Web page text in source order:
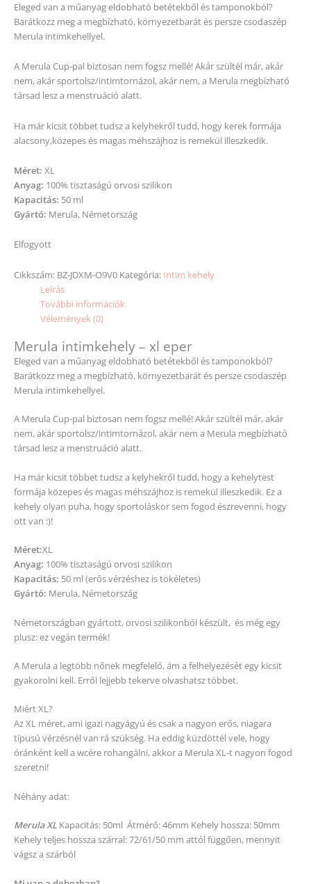
Eleged van a műanyag eldobható betétekből és tamponokból?
Barátkozz meg a megbízható, környezetbarát és persze csodaszép
Merula intimkehellyel.
A Merula Cup-pal biztosan nem fogsz mellé! Akár szültél már, akár
nem, akár sportolsz/intimtornázol, akár nem, a Merula megbízható
társad lesz a menstruáció alatt.
Ha már kicsit többet tudsz a kelyhekről tudd, hogy kerek formája
alacsony,közepes és magas méhszájhoz is remekül illeszkedik.
Méret: XL
Anyag: 100% tisztaságú orvosi szilikon
Kapacitás: 50 ml
Gyártó: Merula, Németország
Elfogyott
Cikkszám: BZ-JDXM-O9V0 Kategória: Intim kehely
Leírás
További információk
Vélemények (0)
Merula intimkehely – xl eper
Eleged van a műanyag eldobható betétekből és tamponokból?
Barátkozz meg a megbízható, környezetbarát és persze csodaszép
Merula intimkehellyel.
A Merula Cup-pal biztosan nem fogsz mellé! Akár szültél már, akár
nem, akár sportolsz/intimtornázol, akár nem a Merula megbízható
társad lesz a menstruáció alatt.
Ha már kicsit többet tudsz a kelyhekről tudd, hogy a kehelytest
formája közepes és magas méhszájhoz is remekül illeszkedik. Ez a
kehely olyan puha, hogy sportoláskor sem fogod észrevenni, hogy
ott van :)!
Méret:XL
Anyag: 100% tisztaságú orvosi szilikon
Kapacitás: 50 ml (erős vérzéshez is tökéletes)
Gyártó: Merula, Németország
Németországban gyártott, orvosi szilikonból készült, és még egy
plusz: ez vegán termék!
A Merula a legtöbb nőnek megfelelő, ám a felhelyezését egy kicsit
gyakorolni kell. Erről lejjebb tekerve olvashatsz többet.
Miért XL?
Az XL méret, ami igazi nagyágyú és csak a nagyon erős, niagara
típusú vérzésnél van rá szükség. Ha eddig küzdöttél vele, hogy
óránként kell a wcére rohangálni, akkor a Merula XL-t nagyon fogod
szeretni!
Néhány adat:
Merula XL Kapacitás: 50ml Átmérő: 46mm Kehely hossza: 50mm
Kehely teljes hossza szárral: 72/61/50 mm attól függően, mennyit
vágsz a szárból